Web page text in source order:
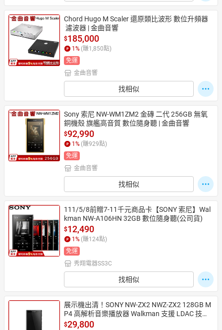
Chord Hugo M Scaler 還原類比波形 數位升頻器
濾波器 | 金曲音響
$185,000
1 % (賺1,850點)
免運
金曲音響
找相似
Sony 索尼 NW-WM1ZM2 金磚 二代 256GB 無氧
銅機殼 旗艦高音質 數位隨身聽 | 金曲音響
$92,990
1 % (賺929點)
免運
金曲音響
找相似
111/5/8前贈7-11千元商品卡【SONY 索尼】Wal
kman NW-A106HN 32GB 數位隨身聽(公司貨)
$12,490
1 % (賺124點)
免運
秀翔電器SS3C
找相似
展示機出清！SONY NW-ZX2 NWZ-ZX2 128GB M
P4 高解析音樂播放器 Walkman 支援 LDAC 技
術，無線傳輸高音質音樂 內建記憶卡插槽
$29,800